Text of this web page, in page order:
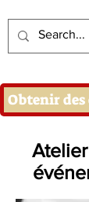
Obtenir